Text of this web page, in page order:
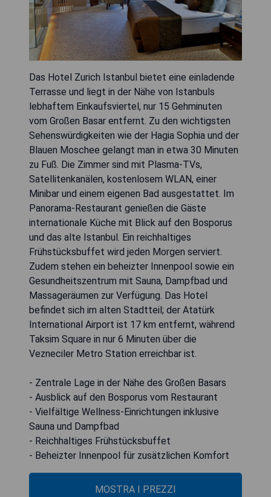
Das Hotel Zurich Istanbul bietet eine einladende
Terrasse und liegt in der Nähe von Istanbuls
lebhaftem Einkaufsviertel, nur 15 Gehminuten
vom Großen Basar entfernt. Zu den wichtigsten
Sehenswürdigkeiten wie der Hagia Sophia und der
Blauen Moschee gelangt man in etwa 30 Minuten
zu Fuß. Die Zimmer sind mit Plasma-TVs,
Satellitenkanälen, kostenlosem WLAN, einer
Minibar und einem eigenen Bad ausgestattet. Im
Panorama-Restaurant genießen die Gäste
internationale Küche mit Blick auf den Bosporus
und das alte Istanbul. Ein reichhaltiges
Frühstücksbuffet wird jeden Morgen serviert.
Zudem stehen ein beheizter Innenpool sowie ein
Gesundheitszentrum mit Sauna, Dampfbad und
Massageräumen zur Verfügung. Das Hotel
befindet sich im alten Stadtteil; der Atatürk
International Airport ist 17 km entfernt, während
Taksim Square in nur 6 Minuten über die
Vezneciler Metro Station erreichbar ist.
- Zentrale Lage in der Nähe des Großen Basars
- Ausblick auf den Bosporus vom Restaurant
- Vielfältige Wellness-Einrichtungen inklusive
Sauna und Dampfbad
- Reichhaltiges Frühstücksbuffet
- Beheizter Innenpool für zusätzlichen Komfort
MOSTRA I PREZZI